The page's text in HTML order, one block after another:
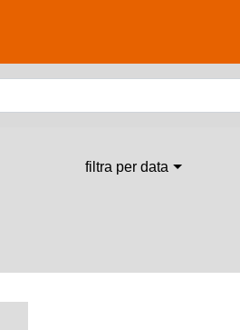
filtra per data